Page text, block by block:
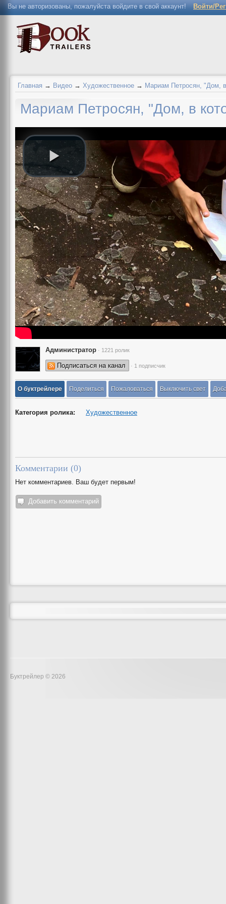
Вы не авторизованы, пожалуйста войдите в свой аккаунт! Войти/
Главная → Видео → Художественное → Мариам Петросян, "Дом,
Мариам Петросян, "Дом, в
Администратор · 1221 ролик
Подписаться на канал · 1 подписчик
О буктрейлере Поделиться Пожаловаться Выключить свет
Категория ролика: Художественное
Комментарии (0)
Нет комментариев. Ваш будет первым!
Добавить комментарий
Буктрейлер © 2026